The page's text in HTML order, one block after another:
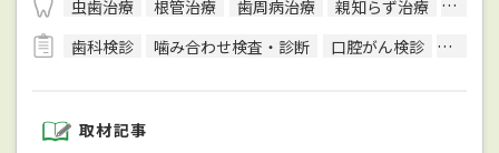
虫歯治療
根管治療 歯周病治療 親知らず治療
顎関
歯科検診
噛み合わせ検査・診断 口腔がん検診 唾液検
取材記事